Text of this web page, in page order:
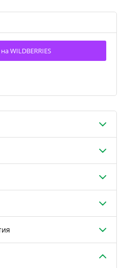
WILDBERRIES